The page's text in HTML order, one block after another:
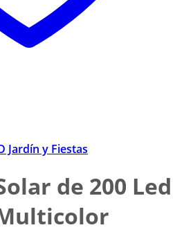
Jardín y Fiestas
de 200 Led